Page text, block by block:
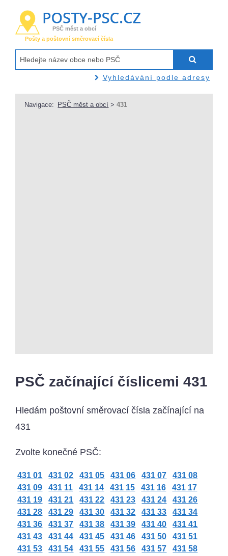
PSČ měst a obcí
Pošty a poštovní směrovací čísla
Vyhledávání podle adresy
Navigace: PSČ měst a obcí >431
PSČ začínající číslicemi 431
Hledám poštovní směrovací čísla začínající na
431
Zvolte konečné PSČ:
431 01 431 02 431 05 431 06 431 07
431 08
431 09
431 11 431 14 431 15 431 16
431 17
431 19
431 21 431 22 431 23 431 24
431 26
431 28
431 29 431 30 431 32 431 33
431 34
431 36
431 37 431 38 431 39 431 40
431 41
431 43
431 44 431 45 431 46 431 50
431 51
431 53
431 54 431 55 431 56 431 57
431 58